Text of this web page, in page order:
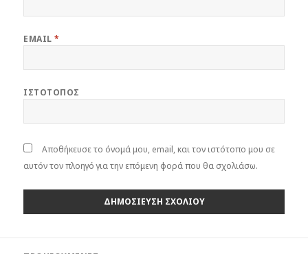
EMAIL*
ΙΣΤΌΤΟΠΟΣ
Αποθήκευσε το όνομά μου, email, και τον ιστότοπο μου σε
αυτόν τον πλοηγό για την επόμενη φορά που θα σχολιάσω.